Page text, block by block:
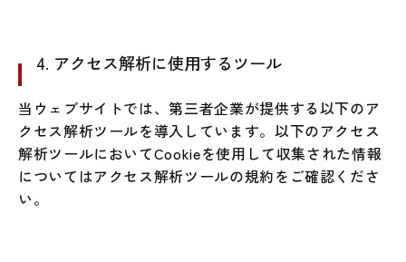
4. アクセス解析に使用するツール
当ウェブサイトでは、第三者企業が提供する以下のア
クセス解析ツールを導入しています。以下のアクセス
解析ツールにおいてCookieを使用して収集された情報
についてはアクセス解析ツールの規約をご確認くださ
い。